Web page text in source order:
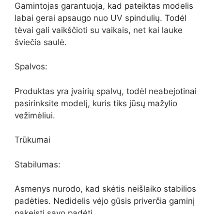
Gamintojas garantuoja, kad pateiktas modelis
labai gerai apsaugo nuo UV spindulių. Todėl
tėvai gali vaikščioti su vaikais, net kai lauke
šviečia saulė.
Spalvos:
Produktas yra įvairių spalvų, todėl neabejotinai
pasirinksite modelį, kuris tiks jūsų mažylio
vežimėliui.
Trūkumai
Stabilumas:
Asmenys nurodo, kad skėtis neišlaiko stabilios
padėties. Nedidelis vėjo gūsis priverčia gaminį